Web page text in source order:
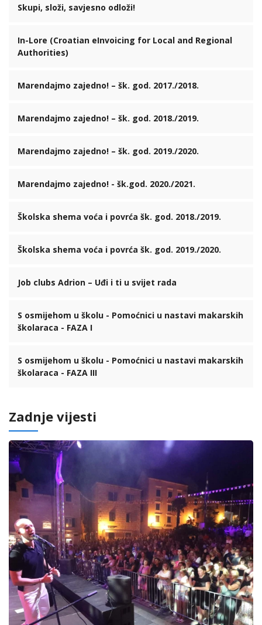
Skupi, složi, savjesno odloži!
In-Lore (Croatian eInvoicing for Local and Regional
Authorities)
Marendajmo zajedno! – šk. god. 2017./2018.
Marendajmo zajedno! – šk. god. 2018./2019.
Marendajmo zajedno! – šk. god. 2019./2020.
Marendajmo zajedno! - šk.god. 2020./2021.
Školska shema voća i povrća šk. god. 2018./2019.
Školska shema voća i povrća šk. god. 2019./2020.
Job clubs Adrion – Uđi i ti u svijet rada
S osmijehom u školu - Pomoćnici u nastavi makarskih
školaraca - FAZA I
S osmijehom u školu - Pomoćnici u nastavi makarskih
školaraca - FAZA III
Zadnje vijesti